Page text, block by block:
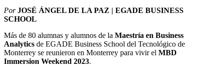
PorJOSÉ ÁNGEL DE LA PAZ | EGADE BUSINESS
SCHOOL
Más de 80 alumnas y alumnos de la Maestría en Business
Analytics de EGADE Business School del Tecnológico de
Monterrey se reunieron en Monterrey para vivir el MBD
Immersion Weekend 2023.